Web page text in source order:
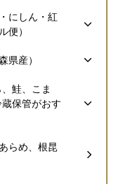
にしん・紅
便）
県産）
鮭、こま
保管がおす
らめ、根昆